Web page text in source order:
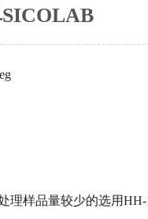
样品量较少的选用